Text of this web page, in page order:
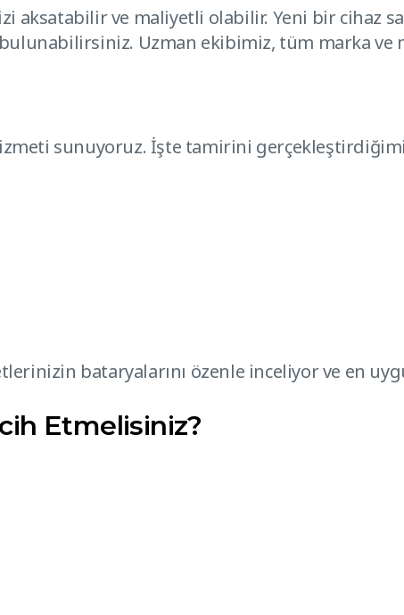
aksatabilir ve maliyetli olabilir. Yeni bir cihaz
Uzman ekibimiz, tüm marka ve
sunuyoruz. İşte tamirini
bataryalarını özenle inceliyor ve en
Etmelisiniz?